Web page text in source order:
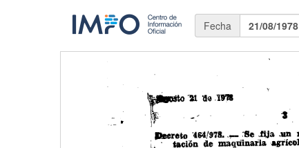
Fecha 21/08/1978